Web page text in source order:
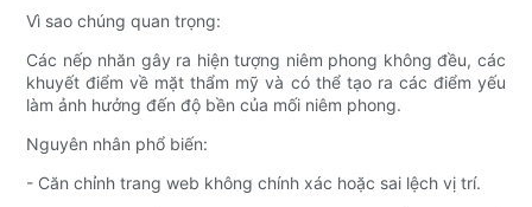
Vì sao chúng quan trọng:
Các nếp nhăn gây ra hiện tượng niêm phong không đều, các
khuyết điểm về mặt thẩm mỹ và có thể tạo ra các điểm yếu
làm ảnh hưởng đến độ bền của mối niêm phong.
Nguyên nhân phổ biến:
- Căn chỉnh trang web không chính xác hoặc sai lệch vị trí.